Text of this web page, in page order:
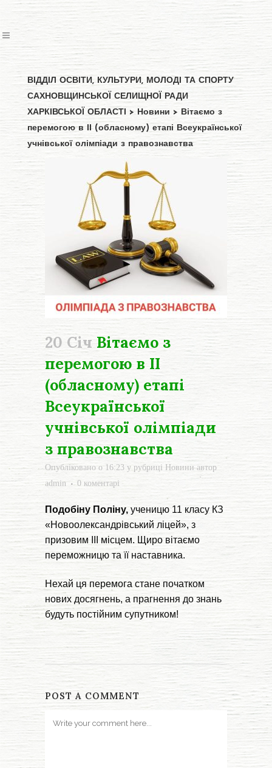
ВІДДІЛ ОСВІТИ, КУЛЬТУРИ, МОЛОДІ ТА СПОРТУ
САХНОВЩИНСЬКОЇ СЕЛИЩНОЇ РАДИ
ХАРКІВСЬКОЇ ОБЛАСТІ > Новини > Вітаємо з
перемогою в ІІ (обласному) етапі Всеукраїнської
учнівської олімпіади з правознавства
20 Січ Вітаємо з
перемогою в ІІ
(обласному) етапі
Всеукраїнської
учнівської олімпіади
з правознавства
Опубліковано о 16:23 у рубриці Новини автор
admin
0 коментарі
Подобіну Поліну, ученицю 11 класу КЗ
«Новоолександрівський ліцей», з
призовим ІІІ місцем. Щиро вітаємо
переможницю та її наставника.
Нехай ця перемога стане початком
нових досягнень, а прагнення до знань
будуть постійним супутником!
POST A COMMENT